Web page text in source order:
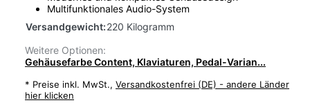
Multifunktionales Audio-System
Versandgewicht:220 Kilogramm
Weitere Optionen:
Gehäusefarbe Content, Klaviaturen, Pedal-Varian...
* Preise inkl. MwSt., Versandkostenfrei (DE) - andere Länder
hier klicken